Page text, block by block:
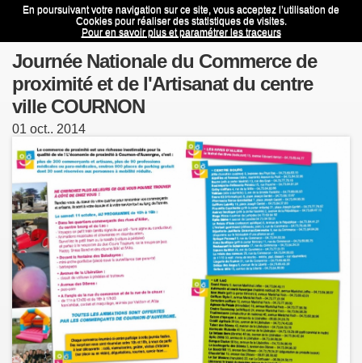
En poursuivant votre navigation sur ce site, vous acceptez l’utilisation de
Cookies pour réaliser des statistiques de visites.
Pour en savoir plus et paramétrer les traceurs
Journée Nationale du Commerce de proximité et de l'Artisanat du centre ville COURNON Menu
Journée Nationale du Commerce de
proximité et de l'Artisanat du centre
ville COURNON
01 oct.. 2014